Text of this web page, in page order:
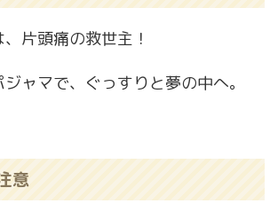
片頭痛の救世主！
ャマで、ぐっすりと夢の中へ。
意